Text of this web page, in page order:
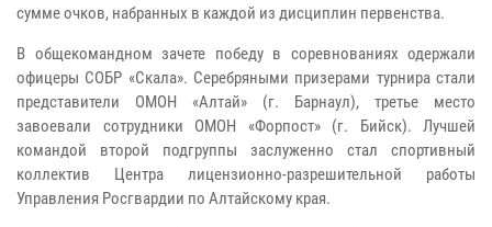
сумме очков, набранных в каждой из дисциплин первенства.
В общекомандном зачете победу в соревнованиях одержали
офицеры СОБР «Скала». Серебряными призерами турнира стали
представители ОМОН «Алтай» (г. Барнаул), третье место
завоевали сотрудники ОМОН «Форпост» (г. Бийск). Лучшей
командой второй подгруппы заслуженно стал спортивный
коллектив Центра лицензионно-разрешительной работы
Управления Росгвардии по Алтайскому края.